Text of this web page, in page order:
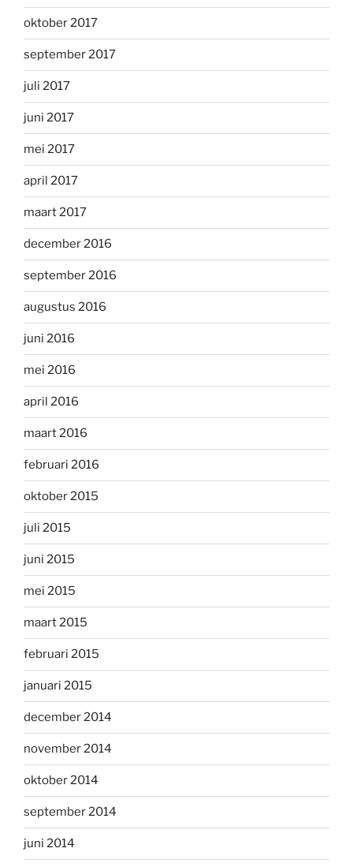
oktober 2017
september 2017
juli 2017
juni 2017
mei 2017
april 2017
maart 2017
december 2016
september 2016
augustus 2016
juni 2016
mei 2016
april 2016
maart 2016
februari 2016
oktober 2015
juli 2015
juni 2015
mei 2015
maart 2015
februari 2015
januari 2015
december 2014
november 2014
oktober 2014
september 2014
juni 2014